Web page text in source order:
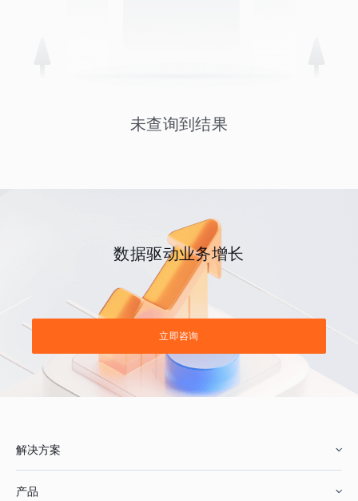
未查询到结果
数据驱动业务增长
立即咨询
解决方案
产品